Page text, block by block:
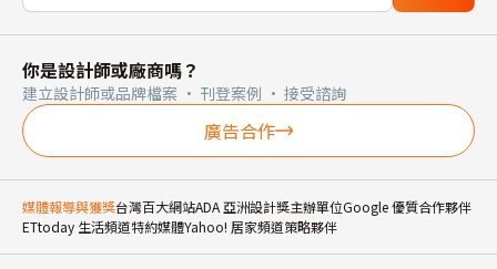
你是設計師或廠商嗎？
建立設計師或品牌檔案 · 刊登案例 · 接受諮詢
廣告合作
媒體報導與獲獎台灣百大網站ADA 亞洲設計獎主辦單位Google 優質合作夥伴
ETtoday 生活頻道特約媒體Yahoo! 居家頻道策略夥伴